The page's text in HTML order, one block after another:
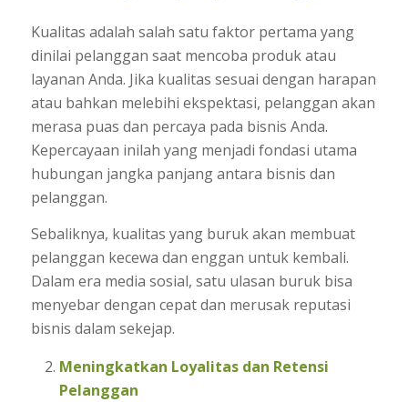
Kualitas adalah salah satu faktor pertama yang
dinilai pelanggan saat mencoba produk atau
layanan Anda. Jika kualitas sesuai dengan harapan
atau bahkan melebihi ekspektasi, pelanggan akan
merasa puas dan percaya pada bisnis Anda.
Kepercayaan inilah yang menjadi fondasi utama
hubungan jangka panjang antara bisnis dan
pelanggan.
Sebaliknya, kualitas yang buruk akan membuat
pelanggan kecewa dan enggan untuk kembali.
Dalam era media sosial, satu ulasan buruk bisa
menyebar dengan cepat dan merusak reputasi
bisnis dalam sekejap.
Meningkatkan Loyalitas dan Retensi
Pelanggan